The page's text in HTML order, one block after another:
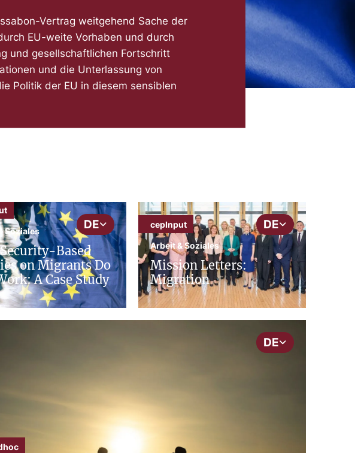
Vertrag weitgehend Sache der
EU-weite Vorhaben und durch
und gesellschaftlichen Fortschritt
und die Unterlassung von
Politik der EU in diesem sensiblen
DE
Soziales
Based
on Migrants Do
A Case Study
DE
cepInput
Arbeit & Soziales
Mission Letters:
Migration
DE